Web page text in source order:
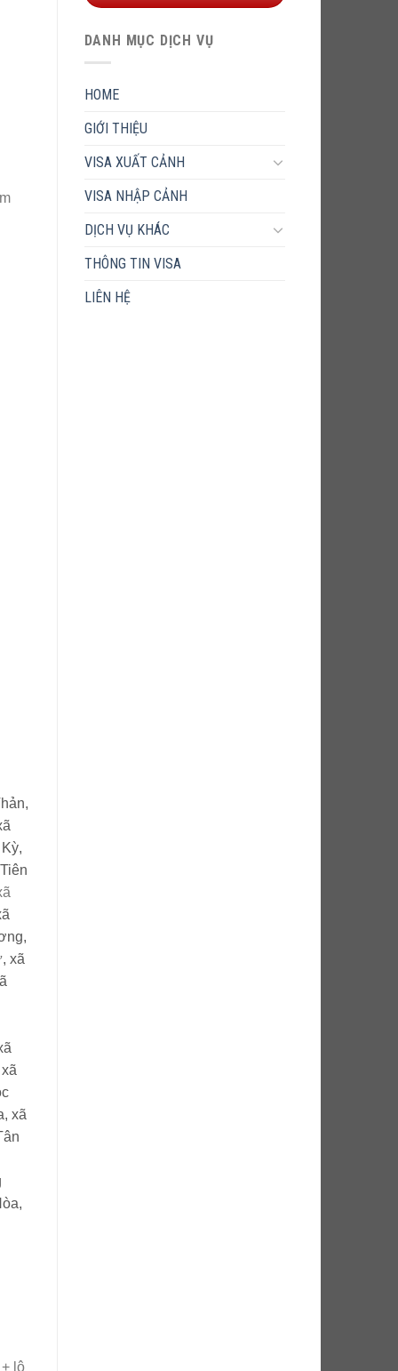
xã
xã
xã
lộ
DANH MỤC DỊCH VỤ
HOME
GIỚI THIỆU
VISA XUẤT CẢNH
VISA NHẬP CẢNH
DỊCH VỤ KHÁC
THÔNG TIN VISA
LIÊN HỆ